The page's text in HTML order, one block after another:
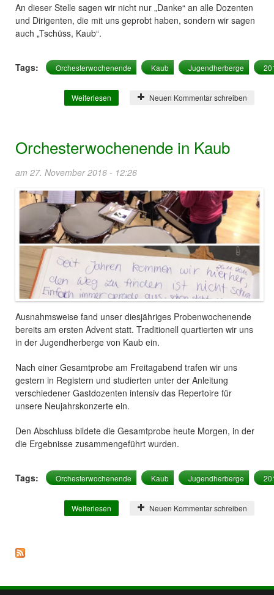
An dieser Stelle sagen wir nicht nur „Danke“ an alle Dozenten
und Dirigenten, die mit uns geprobt haben, sondern wir sagen
auch „Tschüss, Kaub“.
Tags: Orchesterwochenende Kaub Jugendherberge
Weiterlesen über Orchesterwochenende 2017
Neuen Kommentar schreiben
Orchesterwochenende in Kaub
am 27. November 2016 - 12:26
Ausnahmsweise fand unser diesjähriges Probenwochenende
bereits am ersten Advent statt. Traditionell quartierten wir uns
in der Jugendherberge von Kaub ein.
Nach einer Gesamtprobe am Freitagabend trafen wir uns
gestern in Registern und studierten unter der Anleitung
verschiedener Gastdozenten intensiv das Repertoire für
unsere Neujahrskonzerte ein.
Den Abschluss bildete die Gesamtprobe heute Morgen, in der
die Ergebnisse zusammengeführt wurden.
Tags: Orchesterwochenende Kaub Jugendherberge
Weiterlesen über Orchesterwochenende in Kaub
Neuen Kommentar schreiben